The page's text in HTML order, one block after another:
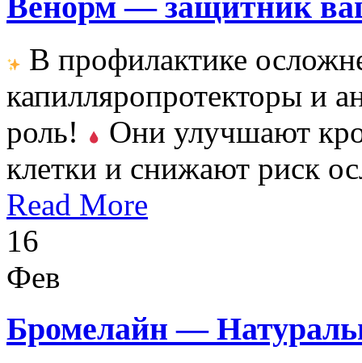
В профилактике
капилляропротекторы и
роль!
Они улучшают
клетки и снижают риск
Read More
16
Фев
Бромелайн —